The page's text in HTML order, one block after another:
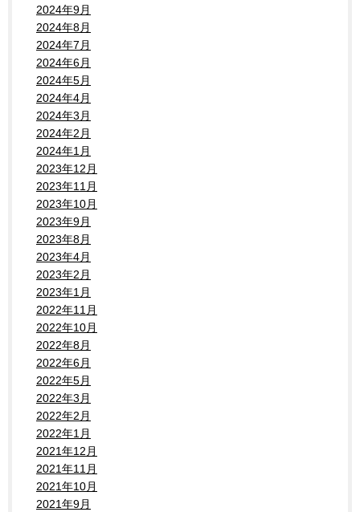
2024年9月
2024年8月
2024年7月
2024年6月
2024年5月
2024年4月
2024年3月
2024年2月
2024年1月
2023年12月
2023年11月
2023年10月
2023年9月
2023年8月
2023年4月
2023年2月
2023年1月
2022年11月
2022年10月
2022年8月
2022年6月
2022年5月
2022年3月
2022年2月
2022年1月
2021年12月
2021年11月
2021年10月
2021年9月